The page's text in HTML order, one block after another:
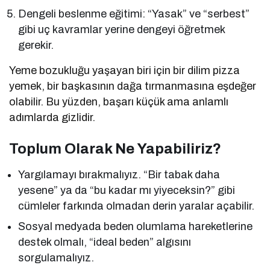
Dengeli beslenme eğitimi: “Yasak” ve “serbest”
gibi uç kavramlar yerine dengeyi öğretmek
gerekir.
Yeme bozukluğu yaşayan biri için bir dilim pizza
yemek, bir başkasının dağa tırmanmasına eşdeğer
olabilir. Bu yüzden, başarı küçük ama anlamlı
adımlarda gizlidir.
Toplum Olarak Ne Yapabiliriz?
Yargılamayı bırakmalıyız. “Bir tabak daha
yesene” ya da “bu kadar mı yiyeceksin?” gibi
cümleler farkında olmadan derin yaralar açabilir.
Sosyal medyada beden olumlama hareketlerine
destek olmalı, “ideal beden” algısını
sorgulamalıyız.